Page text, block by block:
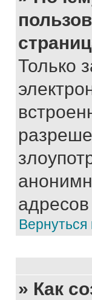
Только
Вернуться
» Как